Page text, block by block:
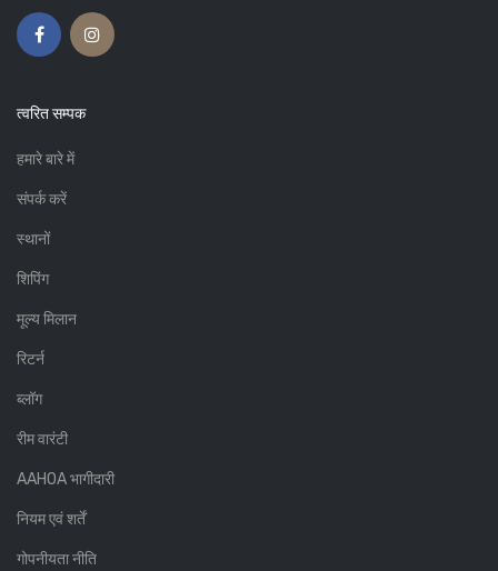
त्वरित सम्पक
हमारे बारे में
संपर्क करें
स्थानों
शिपिंग
मूल्य मिलान
रिटर्न
ब्लॉग
रीम वारंटी
AAHOA भागीदारी
नियम एवं शर्तें
गोपनीयता नीति